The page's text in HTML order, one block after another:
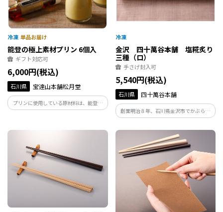
能登の極上素材プリン 6個入
ギフト対応可
6,000円(税込)
石川県 宝達山本舗松月堂
プリンに使用している原材料は、能登産
大豆を使用し醸造した醤油、ハーブで育
た牛乳を使用しています。 お好みで味の
金沢 四十萬谷本舗 塩糀炙り
三種（ロ）
手さげ封入可
5,540円(税込)
石川県 四十萬谷本舗
創業明治８年、石川県金沢市でかぶら寿
しをはじめとする各種発酵食品をお届け
しております「四十萬谷本舗」が、これ
まで糀と向き合ってきた知恵を活かして
つくりました。